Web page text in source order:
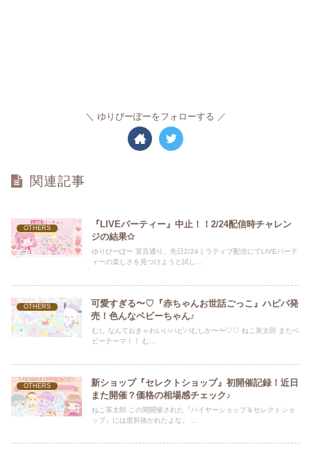
ゆりぴーぽーをフォローする
関連記事
OTHERS
『LIVEパーティー』中止！！2/24配信時チャレン
ジの結果✩
ゆりぴーぽー 宣言通り、先日2/24ミラティブ配信にてLIVEパーテ
ィーの楽しさを見つけようと試し...
OTHERS
可愛すぎる〜♡『赤ちゃんお世話ごっこ』ハピバ発
売！色んなベビーちゃん♪
むし なんておきゃわいいハピバむしか〜〜♡♡ ねこ茶太郎 またベ
ビーテーマ！！ む...
OTHERS
新ショップ『セレクトショップ』初開催記録！近日
また開催？価格の相場感チェック♪
ねこ茶太郎 この間開催された『バイヤーショップ＆セレクトショ
ップ』には度肝抜かれたよな。 ...